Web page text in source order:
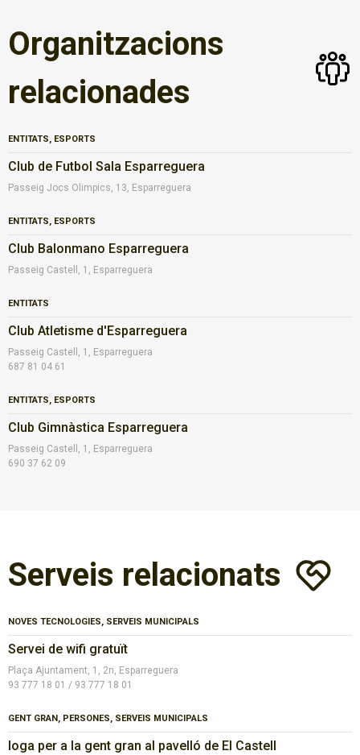
Organitzacions
relacionades
ENTITATS, ESPORTS
Club de Futbol Sala Esparreguera
Passeig Jocs Olimpics, 13, Esparreguera
ENTITATS, ESPORTS
Club Balonmano Esparreguera
Passeig Castell, 1, Esparreguera
ENTITATS
Club Atletisme d'Esparreguera
Passeig Castell, 1, Esparreguera
687 81 04 61
ENTITATS, ESPORTS
Club Gimnàstica Esparreguera
Passeig Castell, 1, Esparreguera
690 37 62 09
Serveis relacionats
NOVES TECNOLOGIES, SERVEIS MUNICIPALS
Servei de wifi gratuït
Plaça Ajuntament, 1, 2n, Esparreguera
93 777 18 01 / 93 777 18 01
GENT GRAN, PERSONES, SERVEIS MUNICIPALS
Ioga per a la gent gran al pavelló de El Castell